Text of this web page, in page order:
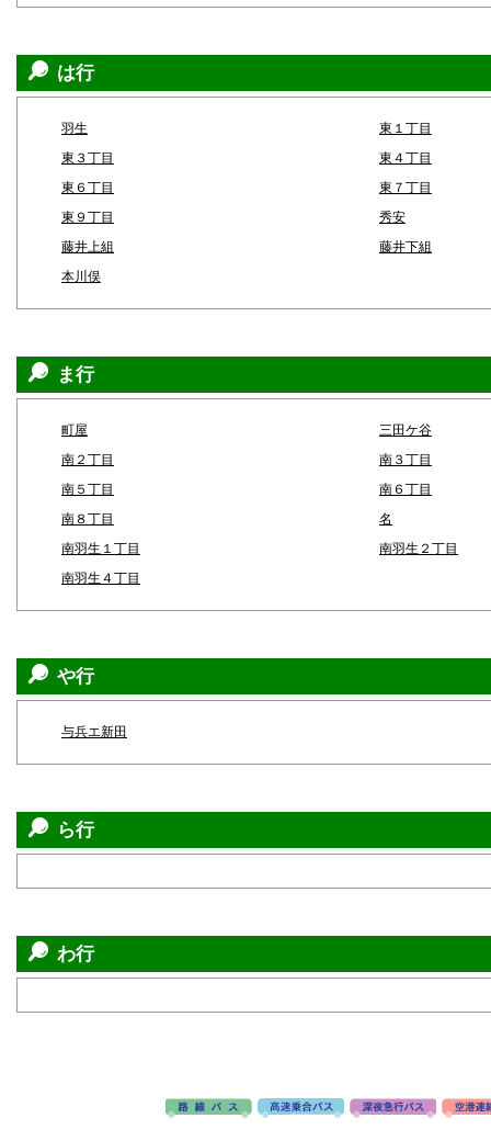
は行
羽生
東１丁目
東３丁目
東４丁目
東６丁目
東７丁目
東９丁目
秀安
藤井上組
藤井下組
本川俣
ま行
町屋
三田ケ谷
南２丁目
南３丁目
南５丁目
南６丁目
南８丁目
名
南羽生１丁目
南羽生２丁目
南羽生４丁目
や行
与兵エ新田
ら行
わ行